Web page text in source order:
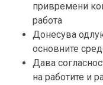
привремени
работа
Донесува
основните
Дава
на работите и